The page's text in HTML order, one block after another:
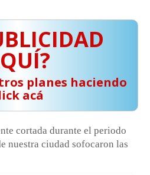
planes haciendo
acá
cortada durante el periodo
nuestra ciudad sofocaron las